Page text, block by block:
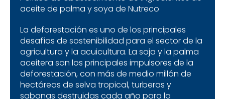
aceite de palma y soya de Nutreco
La deforestación es uno de los principales
desafíos de sostenibilidad para el sector de la
agricultura y la acuicultura. La soja y la palma
aceitera son los principales impulsores de la
deforestación, con más de medio millón de
hectáreas de selva tropical, turberas y
sabanas destruidas cada año para la